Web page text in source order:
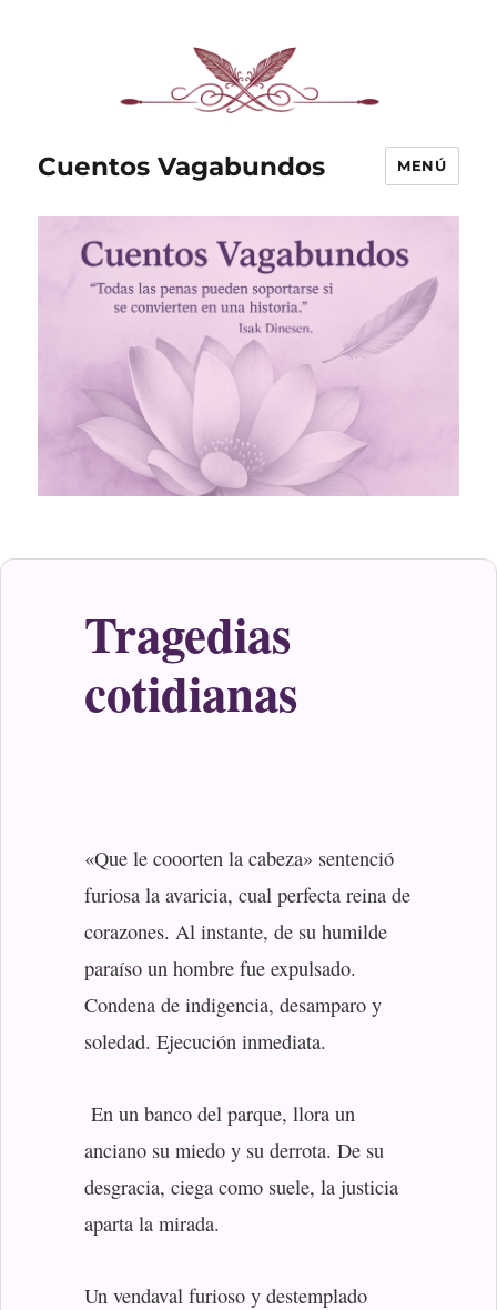
Cuentos Vagabundos MENÚ
Tragedias
cotidianas
«Que le cooorten la cabeza» sentenció
furiosa la avaricia, cual perfecta reina de
corazones. Al instante, de su humilde
paraíso un hombre fue expulsado.
Condena de indigencia, desamparo y
soledad. Ejecución inmediata.
En un banco del parque, llora un
anciano su miedo y su derrota. De su
desgracia, ciega como suele, la justicia
aparta la mirada.
Un vendaval furioso y destemplado